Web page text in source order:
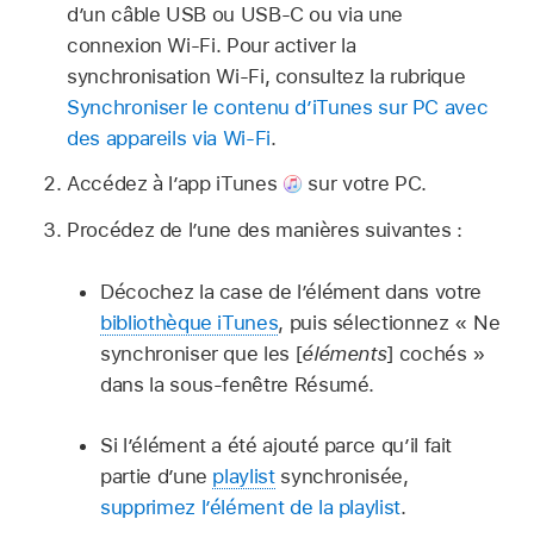
d’un câble USB ou USB-C ou via une
connexion Wi-Fi. Pour activer la
synchronisation Wi-Fi, consultez la rubrique
Synchroniser le contenu d’iTunes sur PC avec
des appareils via Wi-Fi.
Accédez à l’app iTunes
sur votre PC.
Procédez de l’une des manières suivantes :
Décochez la case de l’élément dans votre
bibliothèque iTunes, puis sélectionnez « Ne
synchroniser que les [éléments] cochés »
dans la sous-fenêtre Résumé.
Si l’élément a été ajouté parce qu’il fait
partie d’une playlistsynchronisée,
supprimez l’élément de la playlist.